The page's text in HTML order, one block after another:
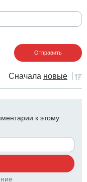
Сначала новые
к этому